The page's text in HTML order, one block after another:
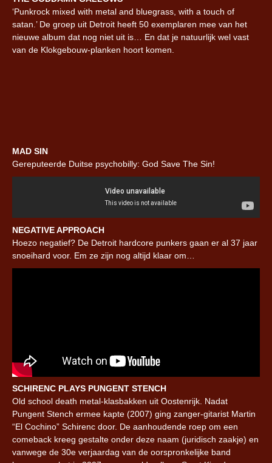
‘Punkrock mixed with metal and bluegrass, with a touch of
satan.’ De groep uit Detroit heeft 50 exemplaren mee van het
nieuwe album dat nog niet uit is… En dat je natuurlijk wel vast
van de Klokgebouw-planken hoort komen.
MAD SIN
Gereputeerde Duitse psychobilly: God Save The Sin!
NEGATIVE APPROACH
Hoezo negatief? De Detroit hardcore punkers gaan er al 37 jaar
snoeihard voor. Em ze zijn nog altijd klaar om…
SCHIRENC PLAYS PUNGENT STENCH
Old school death metal-klasbakken uit Oostenrijk. Nadat
Pungent Stench ermee kapte (2007) ging zanger-gitarist Martin
“El Cochino” Schirenc door. De aanhoudende roep om een
comeback kreeg gestalte onder deze naam (juridisch zaakje) en
vanwege de 30e verjaardag van de oorspronkelijke band